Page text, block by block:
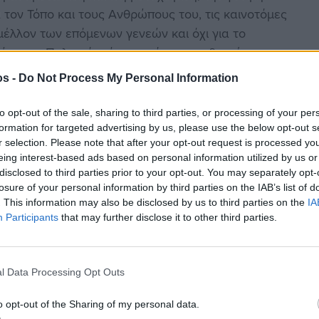
- Do Not Process My Personal Information
opt-out of the sale, sharing to third parties, or processing of your
for targeted advertising by us, please use the below opt-out
selection. Please note that after your opt-out request is processed
interest-based ads based on personal information utilized by us
to third parties prior to your opt-out. You may separately
of your personal information by third parties on the IAB’s list of
This information may also be disclosed by us to third parties on the
Participants that may further disclose it to other third parties.
Data Processing Opt Outs
opt-out of the Sharing of my personal data.
Τόπο και τους Ανθρώπους του, τις καινοτόμες
των επόμενων γενεών και όχι για το
Πολιτικός είναι αυτός που ενδιαφέρεται για
πολιτικάντη που τον ενδιαφέρει το αποτέλεσμα
όσο οι Πολίτες στηρίζουν αυτή σας την επιλογή,
εμετική διάθεση η διαμαρτυρία, το
το ταμείο. Αν εσείς κ. Δήμαρχε είστε
του Νησιού μας, μετά από την 20ετη
έχουν την απόλυτη ευθύνη της αναπτυξιακής της
χωρίς να φοβούμαι την παρεξήγηση
σας διαβεβαιώνω πως γνωρίζω τον τρόπο που